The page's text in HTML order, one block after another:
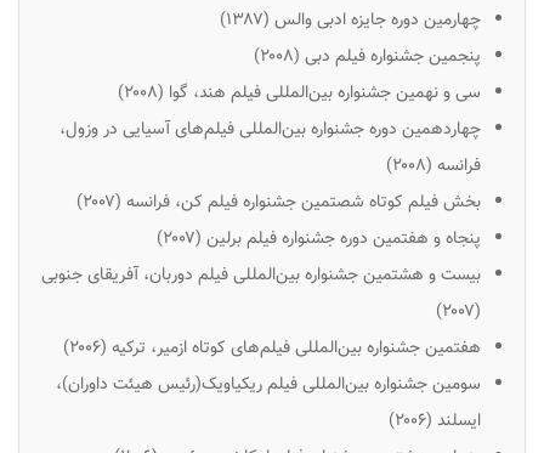
چهارمین دوره جایزه ادبی والس (۱۳۸۷)
پنجمین جشنواره فیلم دبی (۲۰۰۸)
سی و نهمین جشنواره بین‌المللی فیلم هند، گوا (۲۰۰۸)
چهاردهمین دوره جشنواره بین‌المللی فیلم‌های آسیایی در وزول،
فرانسه (۲۰۰۸)
بخش فیلم کوتاه شصتمین جشنواره فیلم کن، فرانسه (۲۰۰۷)
پنجاه و هفتمین دوره جشنواره فیلم برلین (۲۰۰۷)
بیست و هشتمین جشنواره بین‌المللی فیلم دوربان، آفریقای جنوبی
(۲۰۰۷)
هفتمین جشنواره بین‌المللی فیلم‌های کوتاه ازمیر، ترکیه (۲۰۰۶)
سومین جشنواره بین‌المللی فیلم ریکیاویک(رئیس هیئت داوران)،
ایسلند (۲۰۰۶)